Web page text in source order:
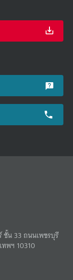
ชั้น 33 ถนนเพชรบุรี
ทพฯ 10310